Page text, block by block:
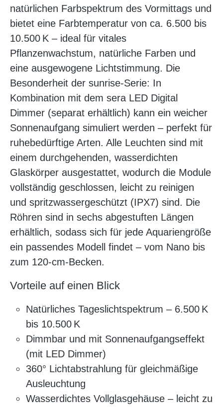
natürlichen Farbspektrum des Vormittags und
bietet eine Farbtemperatur von ca. 6.500 bis
10.500 K – ideal für vitales
Pflanzenwachstum, natürliche Farben und
eine ausgewogene Lichtstimmung. Die
Besonderheit der sunrise-Serie: In
Kombination mit dem sera LED Digital
Dimmer (separat erhältlich) kann ein weicher
Sonnenaufgang simuliert werden – perfekt für
ruhebedürftige Arten. Alle Leuchten sind mit
einem durchgehenden, wasserdichten
Glaskörper ausgestattet, wodurch die Module
vollständig geschlossen, leicht zu reinigen
und spritzwassergeschützt (IPX7) sind. Die
Röhren sind in sechs abgestuften Längen
erhältlich, sodass sich für jede Aquariengröße
ein passendes Modell findet – vom Nano bis
zum 120-cm-Becken.
Vorteile auf einen Blick
Natürliches Tageslichtspektrum – 6.500 K
bis 10.500 K
Dimmbar und mit Sonnenaufgangseffekt
(mit LED Dimmer)
360° Lichtabstrahlung für gleichmäßige
Ausleuchtung
Wasserdichtes Vollglasgehäuse – leicht zu